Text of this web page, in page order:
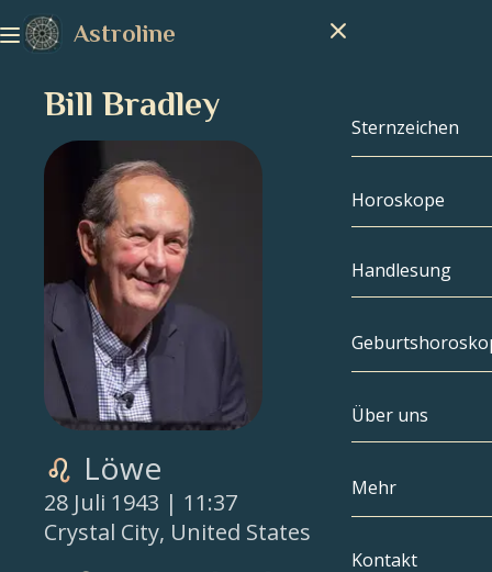
Astroline
Sternzeichen
Sternzeichen
Steinbock
Fische
Widder
Stier
Horoskope
Handlesung
Über uns
Mehr
Kompatibilität
Kontakt
Bill Bradley
Löwe
28 Juli 1943 | 11:37
Crystal City, United States